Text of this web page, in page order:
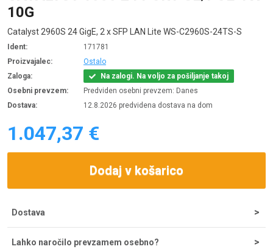
10G
Catalyst 2960S 24 GigE, 2 x SFP LAN Lite WS-C2960S-24TS-S
Ident:
171781
Proizvajalec:
Ostalo
Zaloga:
Na zalogi. Na voljo za pošiljanje takoj
Osebni prevzem:
Predviden osebni prevzem: Danes
Dostava:
12.8.2026 predvidena dostava na dom
1.047,37 €
Dodaj v košarico
Dostava
zneskom je dostava brezplačna. Ob potrditvi odpreme iz
Lahko naročilo prevzamem osebno?